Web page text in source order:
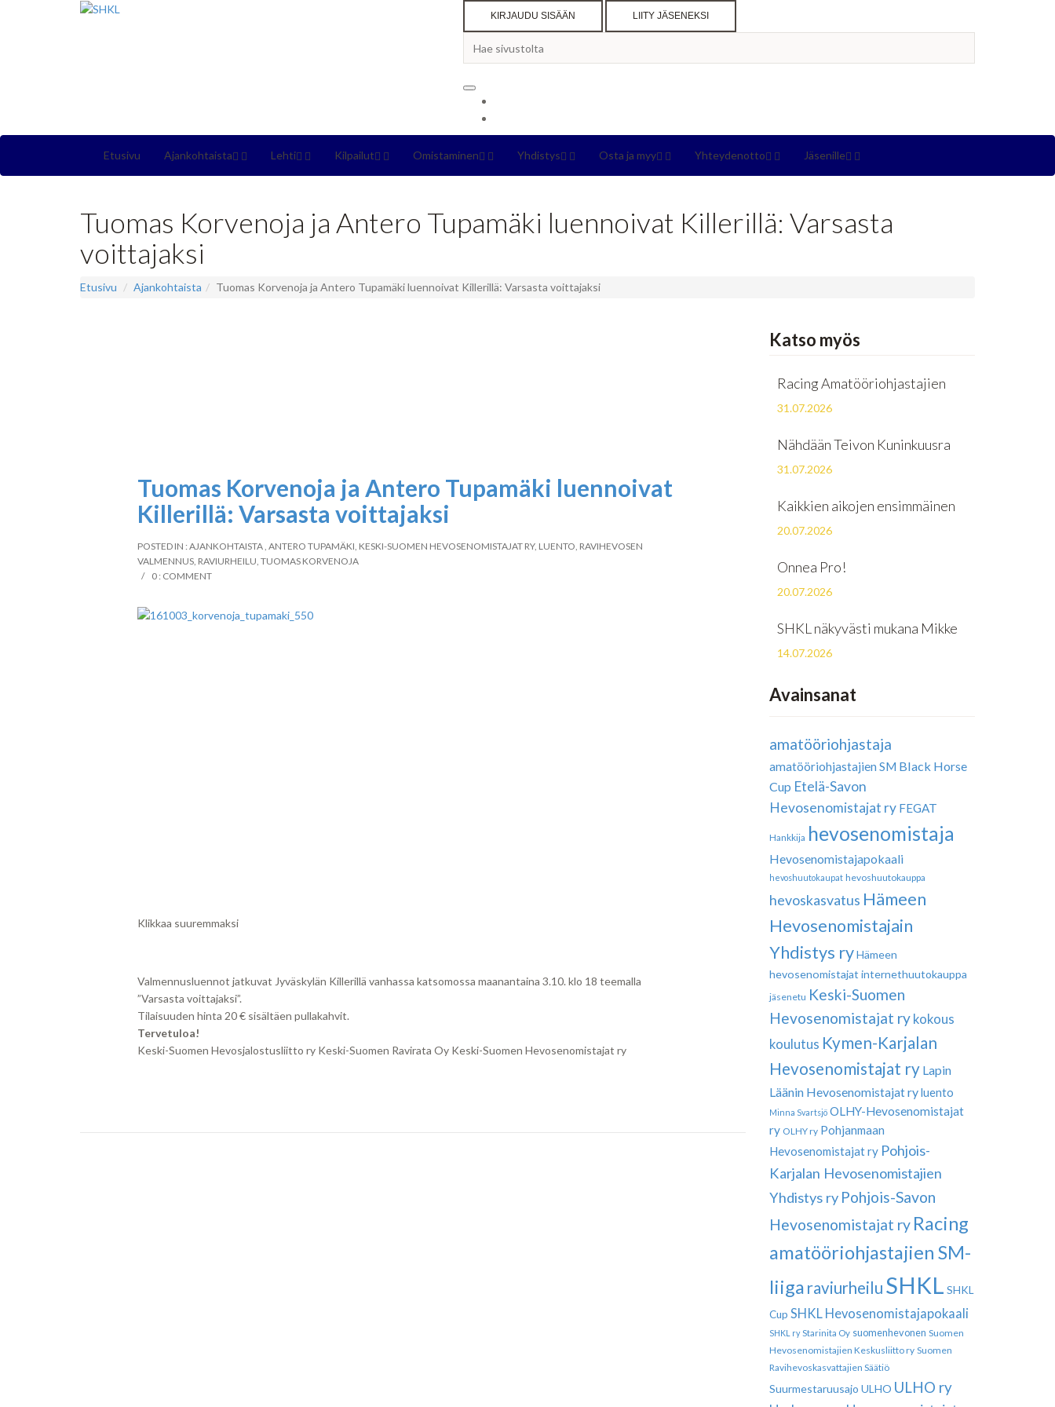
KIRJAUDU SISÄÄN LIITY JÄSENEKSI
Etusivu Ajankohtaista Lehti Kilpailut Omistaminen Yhdistys Osta ja myy Yhteydenotto Jäsenille
Tuomas Korvenoja ja Antero Tupamäki luennoivat Killerillä: Varsasta
voittajaksi
Etusivu Ajankohtaista Tuomas Korvenoja ja Antero Tupamäki luennoivat Killerillä: Varsasta voittajaksi
Tuomas Korvenoja ja Antero Tupamäki luennoivat
Killerillä: Varsasta voittajaksi
POSTED IN :AJANKOHTAISTA,ANTERO TUPAMÄKI, KESKI-SUOMEN HEVOSENOMISTAJAT RY, LUENTO, RAVIHEVOSEN
VALMENNUS, RAVIURHEILU,TUOMAS KORVENOJA
0 : COMMENT
Klikkaa suuremmaksi
Valmennusluennot jatkuvat Jyväskylän Killerillä vanhassa katsomossa maanantaina 3.10. klo 18 teemalla
”Varsasta voittajaksi”.
Tilaisuuden hinta 20 € sisältäen pullakahvit.
Tervetuloa!
Keski-Suomen Hevosjalostusliitto ry Keski-Suomen Ravirata Oy Keski-Suomen Hevosenomistajat ry
Katso myös
Racing Amatööriohjastajien
31.07.2026
Nähdään Teivon Kuninkuusra
31.07.2026
Kaikkien aikojen ensimmäinen
20.07.2026
Onnea Pro!
20.07.2026
SHKL näkyvästi mukana Mikke
14.07.2026
Avainsanat
amatööriohjastaja
amatööriohjastajien SM Black Horse
Cup Etelä-Savon
Hevosenomistajat ry FEGAT
Hankkija hevosenomistaja
Hevosenomistajapokaali
hevoshuutokaupat hevoshuutokauppa
hevoskasvatus Hämeen
Hevosenomistajain
Yhdistys ry Hämeen
hevosenomistajat internethuutokauppa
jäsenetu Keski-Suomen
Hevosenomistajat ry kokous
koulutus Kymen-Karjalan
Hevosenomistajat ry Lapin
Läänin Hevosenomistajat ryluento
Minna Svartsjö OLHY-Hevosenomistajat
ry OLHY ry Pohjanmaan
Hevosenomistajat ry Pohjois-
Karjalan Hevosenomistajien
Yhdistys ry Pohjois-Savon
Hevosenomistajat ry Racing
amatööriohjastajien SM-
liiga raviurheilu SHKL SHKL
Cup SHKL Hevosenomistajapokaali
SHKL ry Starinita Oy suomenhevonen Suomen
Hevosenomistajien Keskusliitto ry Suomen
Ravihevoskasvattajien Säätiö
Suurmestaruusajo ULHO ULHO ry